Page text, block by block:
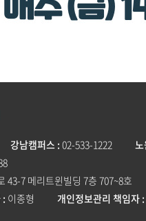
강남캠퍼스 02-533-1222
43-7 메리트윈빌딩 7층 707~8호
이종형 개인정보관리 책임자